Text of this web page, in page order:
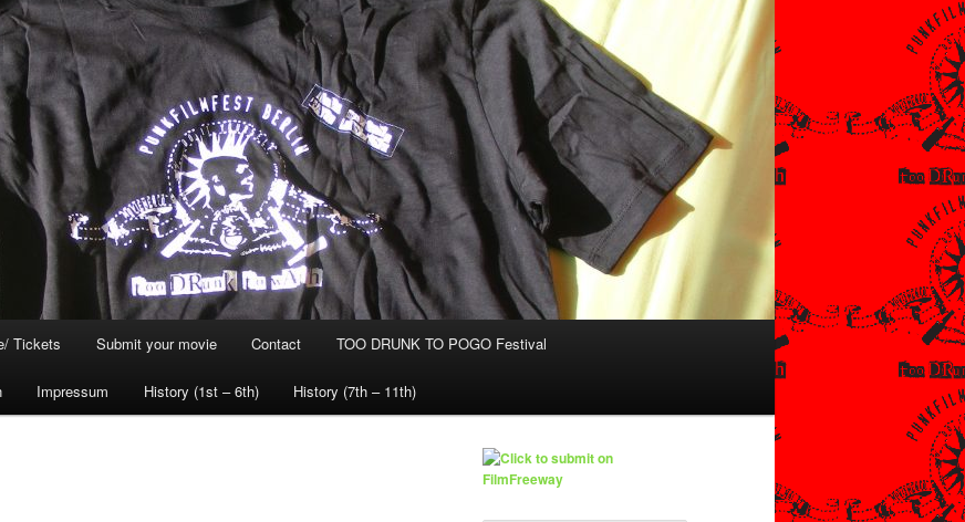
Tickets Submit your movie Contact TOO DRUNK TO POGO Festival
Impressum History (1st – 6th) History (7th – 11th)